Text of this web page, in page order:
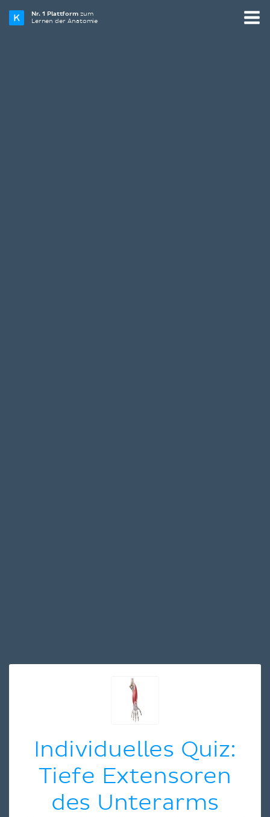
Nr. 1 Plattformzum
Lernen der Anatomie
Individuelles Quiz:
Tiefe Extensoren
des Unterarms